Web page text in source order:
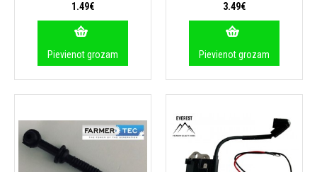
1.49€
Pievienot grozam
3.49€
Pievienot grozam